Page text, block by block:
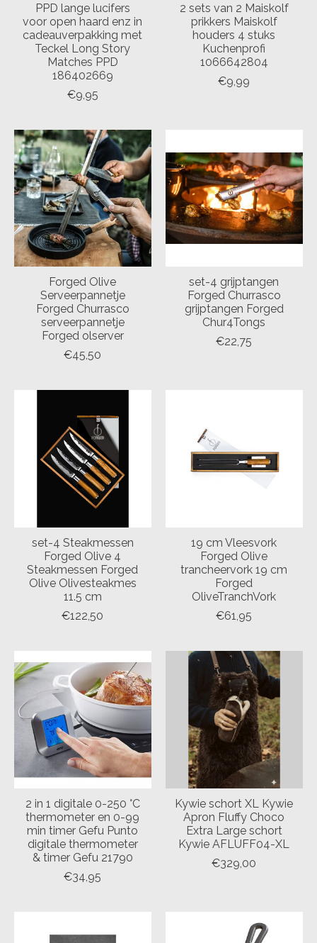
PPD lange lucifers
voor open haard enz in
cadeauverpakking met
Teckel Long Story
Matches PPD
186402669
€9,95
2 sets van 2 Maiskolf
prikkers Maiskolf
houders 4 stuks
Kuchenprofi
1066642804
€9,99
Forged Olive
Serveerpannetje
Forged Churrasco
serveerpannetje
Forged olserver
€45,50
set-4 grijptangen
Forged Churrasco
grijptangen Forged
Chur4Tongs
€22,75
set-4 Steakmessen
Forged Olive 4
Steakmessen Forged
Olive Olivesteakmes
11.5 cm
€122,50
19 cm Vleesvork
Forged Olive
trancheervork 19 cm
Forged
OliveTranchVork
€61,95
2 in 1 digitale 0-250 °C
thermometer en 0-99
min timer Gefu Punto
digitale thermometer
& timer Gefu 21790
€34,95
Kywie schort XL Kywie
Apron Fluffy Choco
Extra Large schort
Kywie AFLUFF04-XL
€329,00